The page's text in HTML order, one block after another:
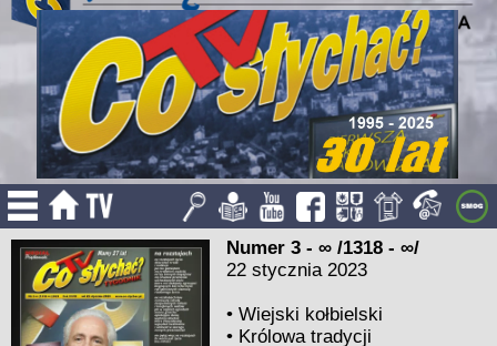
Numer 3 - ∞ /1318 - ∞/
22 stycznia 2023
•Wiejski kołbielski
• Królowa tradycji